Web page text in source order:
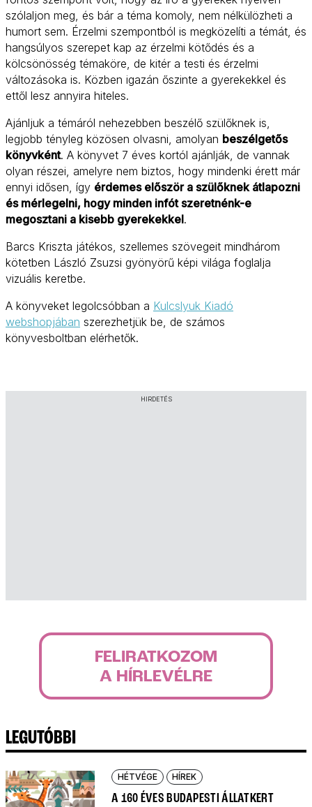
szólaljon meg, és bár a téma komoly, nem nélkülözheti a
humort sem. Érzelmi szempontból is megközelíti a témát, és
hangsúlyos szerepet kap az érzelmi kötődés és a
kölcsönösség témaköre, de kitér a testi és érzelmi
változásoka is. Közben igazán őszinte a gyerekekkel és
ettől lesz annyira hiteles.
Ajánljuk a témáról nehezebben beszélő szülőknek is,
legjobb tényleg közösen olvasni, amolyan beszélgetős
könyvként. A könyvet 7 éves kortól ajánlják, de vannak
olyan részei, amelyre nem biztos, hogy mindenki érett már
ennyi idősen, így érdemes először a szülőknek átlapozni
és mérlegelni, hogy minden infót szeretnénk-e
megosztani a kisebb gyerekekkel.
Barcs Kriszta játékos, szellemes szövegeit mindhárom
kötetben László Zsuzsi gyönyörű képi világa foglalja
vizuális keretbe.
A könyveket legolcsóbban a Kulcslyuk Kiadó
webshopjában szerezhetjük be, de számos
könyvesboltban elérhetők.
HIRDETÉS
FELIRATKOZOM
A HÍRLEVÉLRE
LEGUTÓBBI
HÉTVÉGE HÍREK
A 160 ÉVES BUDAPESTI ÁLLATKERT